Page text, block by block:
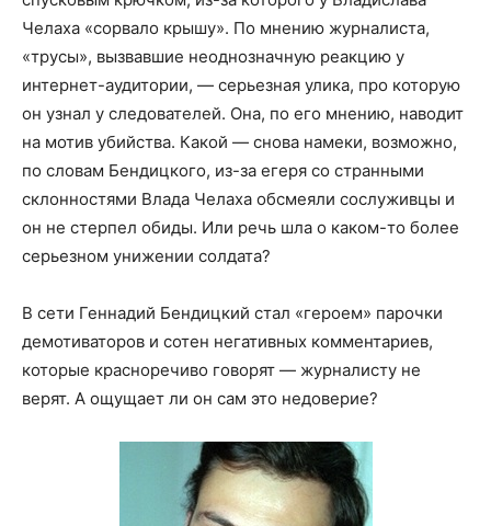
Челаха «сорвало крышу». По мнению журналиста,
«трусы», вызвавшие неоднозначную реакцию у
интернет-аудитории, — серьезная улика, про которую
он узнал у следователей. Она, по его мнению, наводит
на мотив убийства. Какой — снова намеки, возможно,
по словам Бендицкого, из-за егеря со странными
склонностями Влада Челаха обсмеяли сослуживцы и
он не стерпел обиды. Или речь шла о каком-то более
серьезном унижении солдата?
В сети Геннадий Бендицкий стал «героем» парочки
демотиваторов и сотен негативных комментариев,
которые красноречиво говорят — журналисту не
верят. А ощущает ли он сам это недоверие?